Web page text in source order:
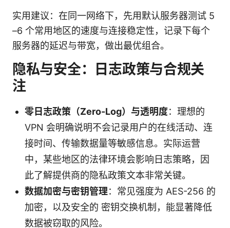
实用建议：在同一网络下，先用默认服务器测试 5
–6 个常用地区的速度与连接稳定性，记录下每个
服务器的延迟与带宽，做出最优组合。
隐私与安全：日志政策与合规关
注
零日志政策（Zero-Log）与透明度：理想的
VPN 会明确说明不会记录用户的在线活动、连
接时间、传输数据量等敏感信息。实际运营
中，某些地区的法律环境会影响日志策略，因
此了解提供商的隐私政策文本非常关键。
数据加密与密钥管理：常见强度为 AES-256 的
加密，以及安全的 密钥交换机制，能显著降低
数据被窃取的风险。